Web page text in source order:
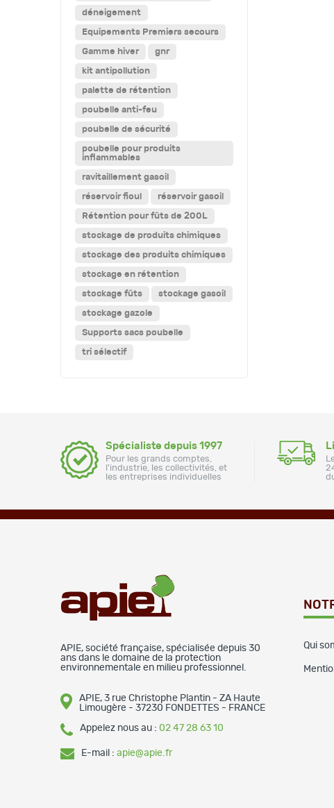
déneigement
Equipements Premiers secours
Gamme hiver gnr
kit antipollution
palette de rétention
poubelle anti-feu
poubelle de sécurité
poubelle pour produits
inflammables
ravitaillement gasoil
réservoir fioul réservoir gasoil
Rétention pour fûts de 200L
stockage de produits chimiques
stockage des produits chimiques
stockage en rétention
stockage fûts stockage gasoil
stockage gazole
Supports sacs poubelle
tri sélectif
Spécialiste depuis 1997
Pour les grands comptes,
l'industrie, les collectivités, et
les entreprises individuelles
APIE, société française, spécialisée depuis 30
ans dans le domaine de la protection
environnementale en milieu professionnel.
APIE, 3 rue Christophe Plantin - ZA Haute
Limougère - 37230 FONDETTES - FRANCE
Appelez nous au : 02 47 28 63 10
E-mail : apie@apie.fr
Qui